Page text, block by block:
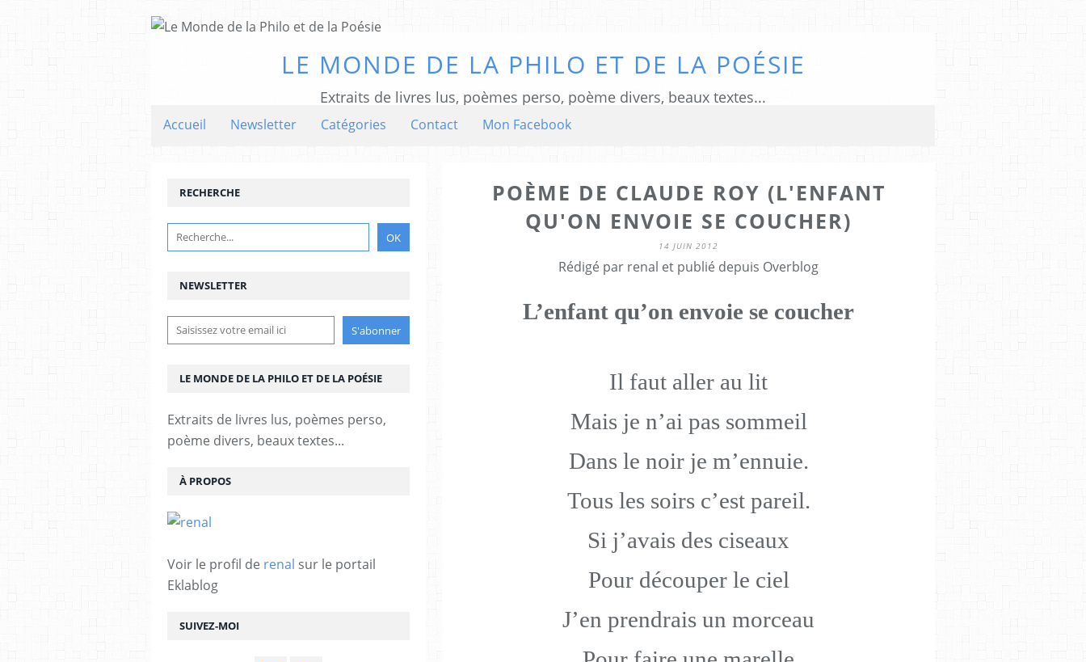
LE MONDE DE LA PHILO ET DE LA POÉSIE
Extraits de livres lus, poèmes perso, poème divers, beaux textes...
Accueil Newsletter Catégories Contact Mon Facebook
POÈME DE CLAUDE ROY (L'ENFANT
QU'ON ENVOIE SE COUCHER)
14 JUIN 2012
Rédigé par renal et publié depuis Overblog
L’enfant qu’on envoie se coucher
Il faut aller au lit
Mais je n’ai pas sommeil
Dans le noir je m’ennuie.
Tous les soirs c’est pareil.
Si j’avais des ciseaux
Pour découper le ciel
J’en prendrais un morceau
NEWSLETTER
SUIVEZ-MOI
RECHERCHE
LE MONDE DE LA PHILO ET DE LA POÉSIE
Extraits de livres lus, poèmes perso,
poème divers, beaux textes...
À PROPOS
Voir le profil de renal sur le portail
Eklablog